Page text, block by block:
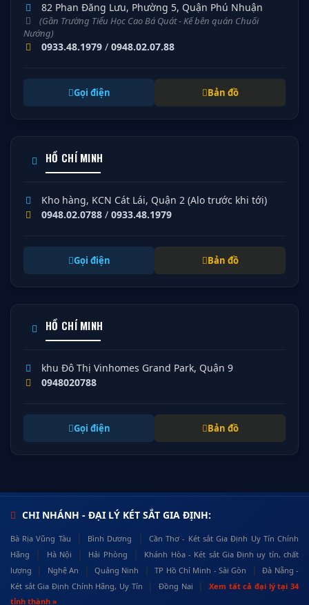
82 Phan Đăng Lưu, Phường 5, Quận Phú Nhuận
(Gần Trường Tiểu Học Cao Bá Quát - Kế bên quán Chuối
Nướng)
0933.48.1979 / 0948.02.07.88
Gọi điện Bản đồ
HỒ CHÍ MINH
Kho hàng, KCN Cát Lái, Quận 2 (Alo trước khi tới)
0948.02.0788 / 0933.48.1979
Gọi điện Bản đồ
HỒ CHÍ MINH
khu Đô Thị Vinhomes Grand Park, Quận 9
0948020788
Gọi điện Bản đồ
CHI NHÁNH - ĐẠI LÝ KÉT SẮT GIA ĐỊNH:
Bà Rịa Vũng Tàu | Bình Dương |
Cần Thơ - Két sắt Gia Định Uy Tín Chính
Hãng
| Hà Nội | Hải Phòng |
Khánh Hòa - Két sắt Gia Định uy tín, chất
lượng
| Nghệ An | Quảng Ninh | TP Hồ Chí Minh - Sài Gòn |
Đà Nẵng -
Két sắt Gia Định Chính Hãng, Uy Tín
| Đồng Nai |
Xem tất cả đại lý tại 34
tỉnh thành »